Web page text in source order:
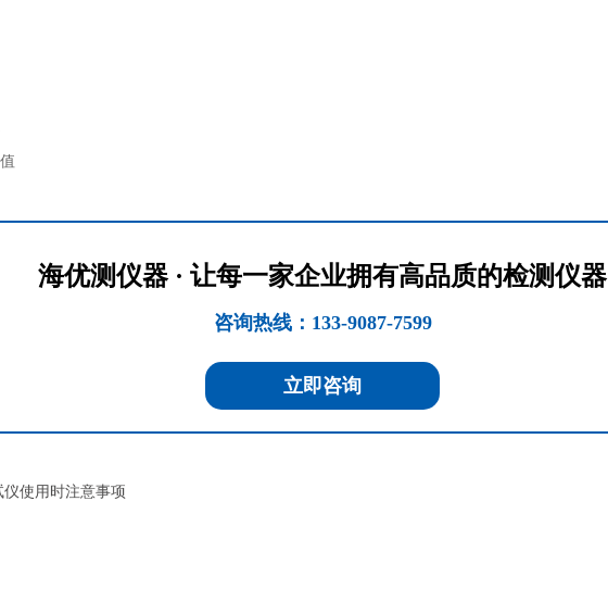
海优测仪器 · 让每一家企业拥有高品质的检测仪器
咨询热线：133-9087-7599
立即咨询
使用时注意事项